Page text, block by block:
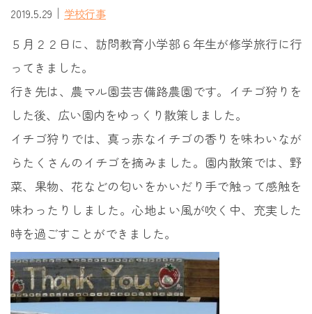
2019.5.29 ｜ 学校行事
５月２２日に、訪問教育小学部６年生が修学旅行に行
ってきました。
行き先は、農マル園芸吉備路農園です。イチゴ狩りを
した後、広い園内をゆっくり散策しました。
イチゴ狩りでは、真っ赤なイチゴの香りを味わいなが
らたくさんのイチゴを摘みました。園内散策では、野
菜、果物、花などの匂いをかいだり手で触って感触を
味わったりしました。心地よい風が吹く中、充実した
時を過ごすことができました。